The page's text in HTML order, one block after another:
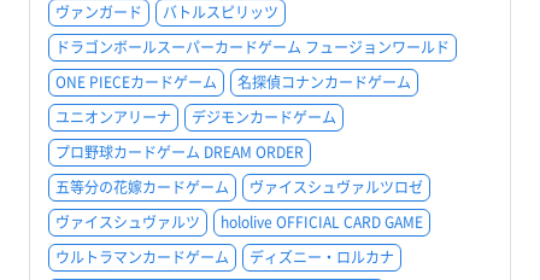
ヴァンガード
バトルスピリッツ
ドラゴンボールスーパーカードゲーム フュージョンワールド
ONE PIECEカードゲーム
名探偵コナンカードゲーム
ユニオンアリーナ
デジモンカードゲーム
プロ野球カードゲーム DREAM ORDER
五等分の花嫁カードゲーム
ヴァイスシュヴァルツロゼ
ヴァイスシュヴァルツ
hololive OFFICIAL CARD GAME
ウルトラマンカードゲーム
ディズニー・ロルカナ